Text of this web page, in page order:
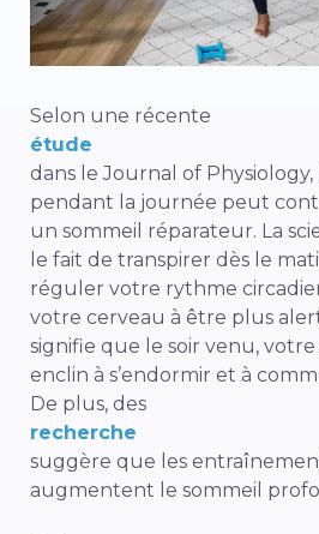
Selon une récente
étude
dans le Journal of
pendant la journée peut
un sommeil réparateur. La
le fait de transpirer dès le
réguler votre rythme
votre cerveau à être plus
signifie que le soir venu,
enclin à s’endormir et à
De plus, des
recherche
suggère que les
augmentent le sommeil